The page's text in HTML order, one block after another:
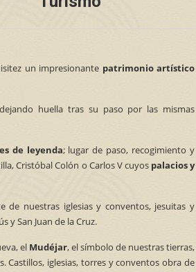
un impresionante patrimonio artístico
huella tras su paso por las mismas
de leyenda; lugar de paso, recogimiento y
Cristóbal Colón o Carlos V cuyospalacios y
nuestras iglesias y conventos, jesuitas y
y San Juan de la Cruz.
el Mudéjar, el símbolo de nuestras tierras,
Castillos, iglesias, torres y conventos obra de